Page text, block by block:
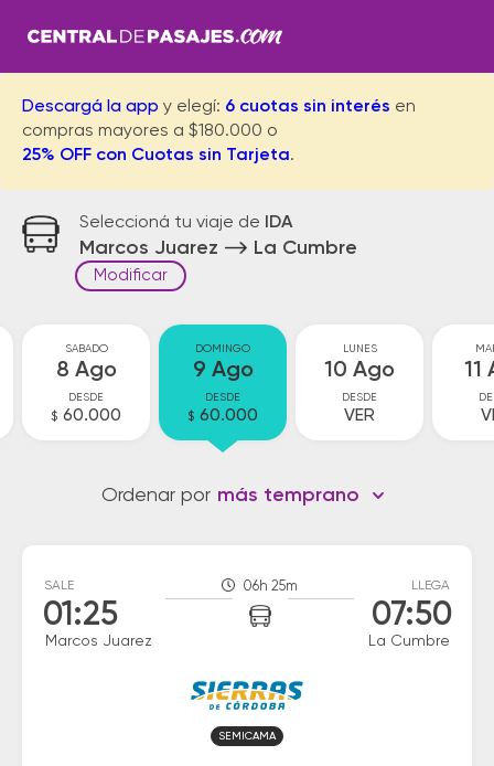
Descargá la app y elegí: 6 cuotas sin interés en
compras mayores a $180.000 o
25% OFF con Cuotas sin Tarjeta.
Seleccioná tu viaje de IDA
Marcos Juarez La Cumbre
Modificar
SABADO
8 Ago
DESDE
$ 60.000
DOMINGO
9 Ago
DESDE
$ 60.000
LUNES
10 Ago
DESDE
VER
11
Ordenar por más temprano
SALE
01:25
Marcos Juarez
06h 25m LLEGA
07:50
La Cumbre
SEMICAMA